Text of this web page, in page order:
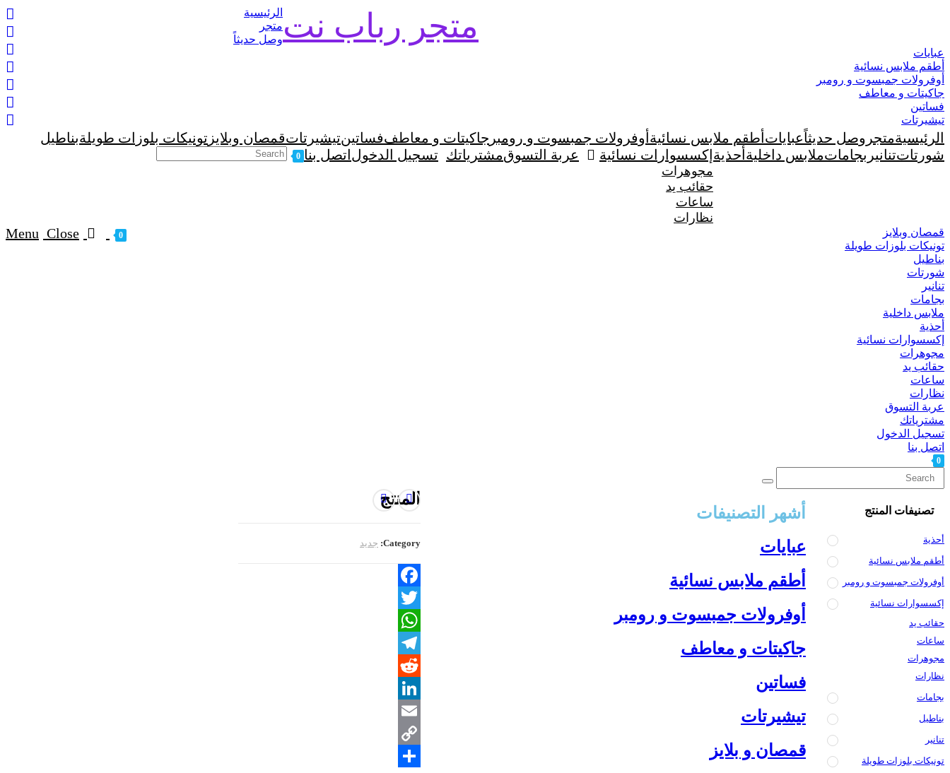
متجر رباب نت
الرئيسيةمتجر وصل حديثاًعبايات أطقم ملابس نسائية أوفرولات جمبسوت و رومبر جاكيتات و معاطففساتينتيشيرتاتقمصان وبلايز تونيكات بلوزات طويلةبناطيل
شورتاتتنانير بجاماتملابس داخلية أحذية إكسسوارات نسائية
مجوهرات
حقائب يد
ساعات
نظارات
عربة التسوقمشترياتك تسجيل الدخول اتصل بنا 0
Toggle
0
Menu Close
الرئيسية
متجر
وصل حديثاً
عبايات
أطقم ملابس نسائية
أوفرولات جمبسوت و رومبر
جاكيتات و معاطف
فساتين
تيشيرتات
قمصان وبلايز
تونيكات بلوزات طويلة
بناطيل
شورتات
تنانير
بجامات
ملابس داخلية
أحذية
إكسسوارات نسائية
مجوهرات
حقائب يد
ساعات
نظارات
عربة التسوق
مشترياتك
تسجيل الدخول
اتصل بنا
0
Toggle
website
المنتج
Category: جديد
Facebook
Twitter
WhatsApp
Telegram
Reddit
LinkedIn
Email
Copy
تصنيفات المنتج
أحذية
أطقم ملابس نسائية
أوفرولات جمبسوت و رومبر
إكسسوارات نسائية
حقائب يد
ساعات
مجوهرات
نظارات
بجامات
بناطيل
تنانير
تونيكات بلوزات طويلة
أشهر التصنيفات
عبايات
أطقم ملابس نسائية
أوفرولات جمبسوت و رومبر
جاكيتات و معاطف
فساتين
تيشيرتات
قمصان و بلايز